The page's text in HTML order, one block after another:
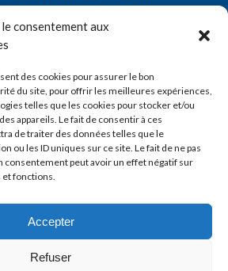
consentement aux
des cookies pour assurer le bon
du site, pour offrir les meilleures expériences,
telles que les cookies pour stocker et/ou
appareils. Le fait de consentir à ces
de traiter des données telles que le
ou les ID uniques sur ce site. Le fait de ne pas
consentement peut avoir un effet négatif sur
fonctions.
Accepter
Refuser